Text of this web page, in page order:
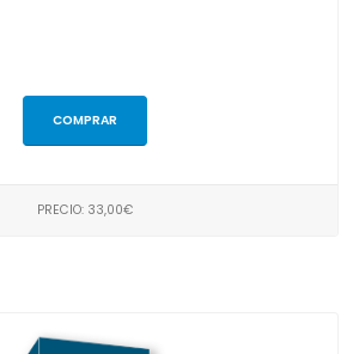
COMPRAR
PRECIO: 33,00€